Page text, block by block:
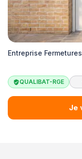
Entreprise
QUALIBAT-RGE
Je